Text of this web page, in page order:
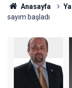
Anasayfa
sayım başladı